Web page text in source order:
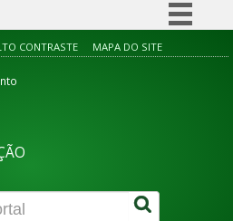
Simplifique!
Canais
CONTRASTE MAPA DO SITE